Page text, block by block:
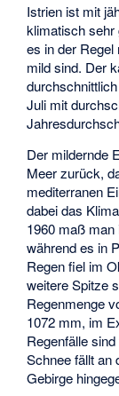
Istrien ist mit
klimatisch sehr
es in der
mild sind. Der
Juli mit
Der mildernde
Meer zurück,
mediterranen
dabei das
1960 maß man
während es in
Regen fiel im
weitere Spitze
Regenmenge
1072 mm, im
Regenfälle
Schnee fällt an
Gebirge